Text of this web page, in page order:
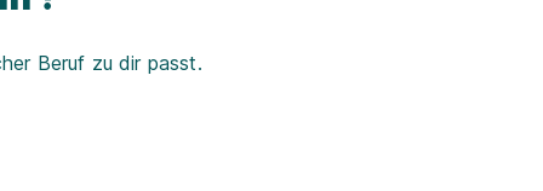
Beruf zu dir passt.